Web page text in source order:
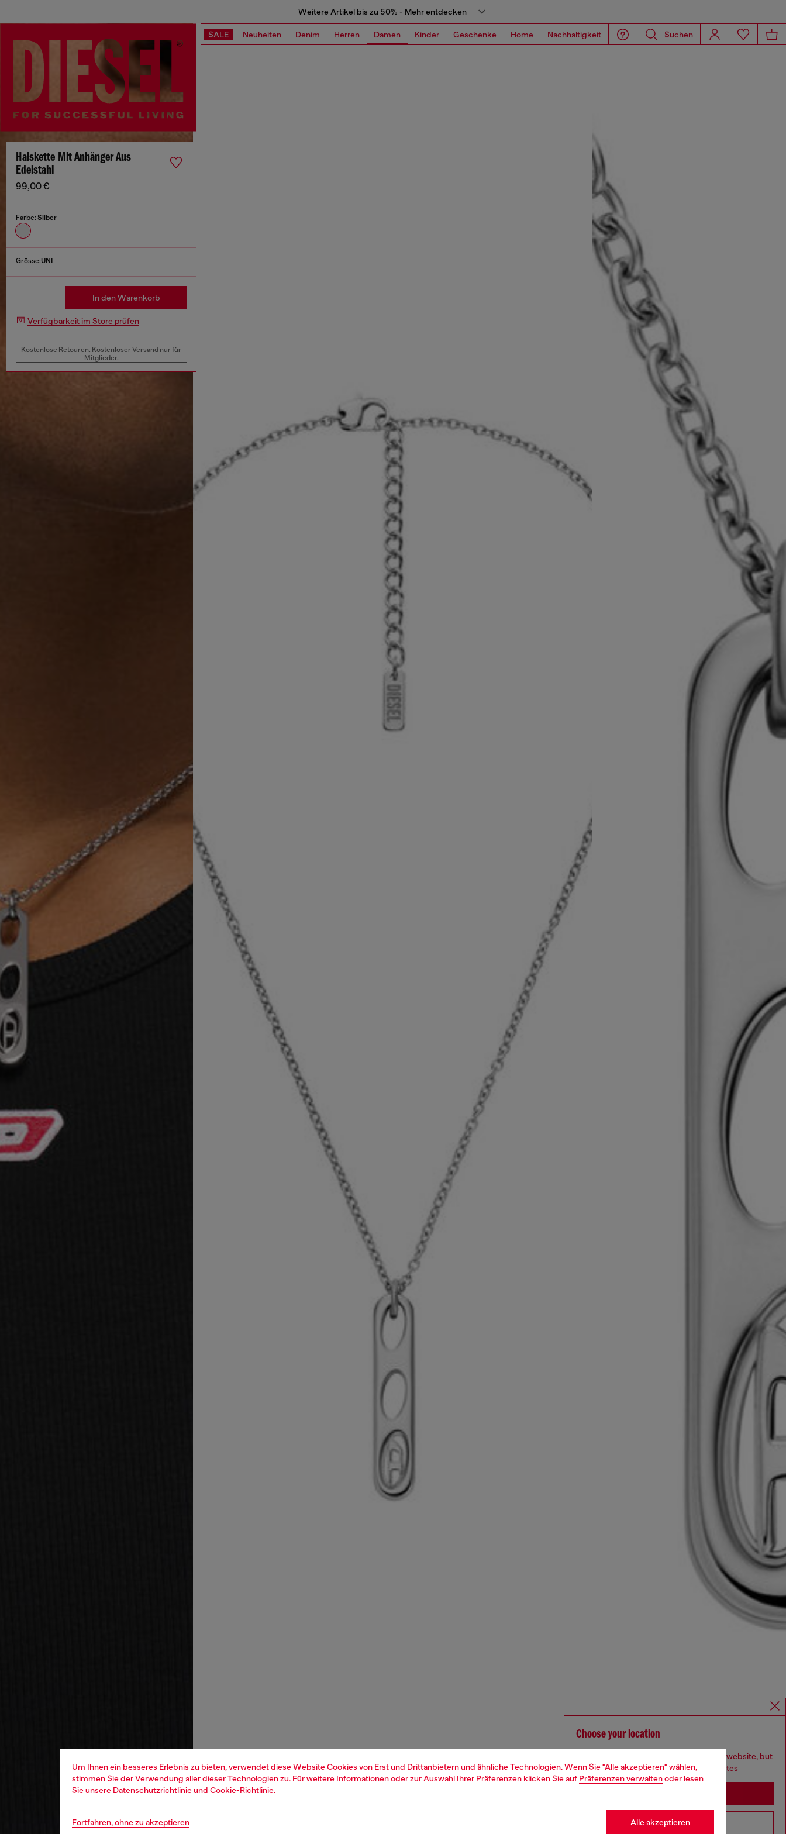
Um Ihnen ein besseres Erlebnis zu bieten, verwendet diese Website Cookies von Erst und Drittanbietern und ähnliche Technologien. Wenn Sie "Alle akzeptieren" wählen,
stimmen Sie der Verwendung aller dieser Technologien zu. Für weitere Informationen oder zur Auswahl Ihrer Präferenzen klicken Sie auf Präferenzen verwaltenoder lesen
Sie unsere Datenschutzrichtlinieund Cookie-Richtlinie.
Fortfahren, ohne zu akzeptieren Alle akzeptieren
Weitere Artikel bis zu 50% - Mehr entdecken
SALE Neuheiten Denim Herren Damen Kinder Geschenke Home Nachhaltigkeit Suchen
Halskette Mit Anhänger Aus
Edelstahl
99,00 €
Farbe: Silber
Grösse:UNI
In den Warenkorb
Verfügbarkeit im Store prüfen
Kostenlose Retouren. Kostenloser Versand nur für
Mitglieder.
Choose your location
You are currently browsing Deutschland website, but
it seems you may be based in United States
Go to United States